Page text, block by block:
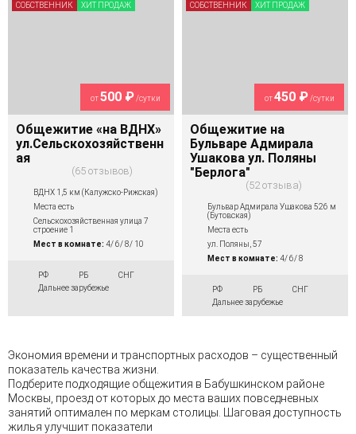
от500 ₽/сутки
Общежитие «на ВДНХ»
ул.Сельскохозяйственн
ая
65 отзывов
ВДНХ 1,5 км (Калужско-Рижская)
Места есть
Сельскохозяйственная улица 7
строение 1
Мест в комнате: 4/ 6/ 8/ 10
РФ РБ
СНГ
Дальнее зарубежье
СОБСТВЕННИК ХИТ ПРОДАЖ
от450 ₽/сутки
Общежитие на
Бульваре Адмирала
Ушакова ул. Поляны
"Берлога"
52 отзыва
Бульвар Адмирала Ушакова 526 м
(Бутовская)
Места есть
ул. Поляны, 57
Мест в комнате: 4/ 6/ 8
РФ РБ
СНГ
Дальнее зарубежье
СОБСТВЕННИК ХИТ ПРОДАЖ
Экономия времени и транспортных расходов – существенный
показатель качества жизни.
Подберите подходящие общежития в Бабушкинском районе
Москвы, проезд от которых до места ваших повседневных
занятий оптимален по меркам столицы. Шаговая доступность
жилья улучшит показатели